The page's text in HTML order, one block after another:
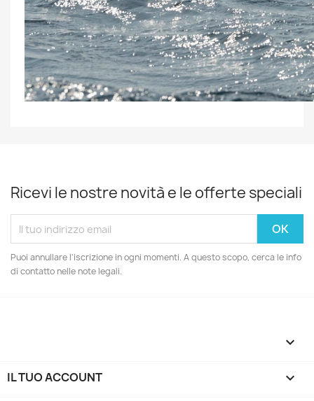
Ricevi le nostre novità e le offerte speciali
Puoi annullare l'iscrizione in ogni momenti. A questo scopo, cerca le info
di contatto nelle note legali.

IL TUO ACCOUNT 